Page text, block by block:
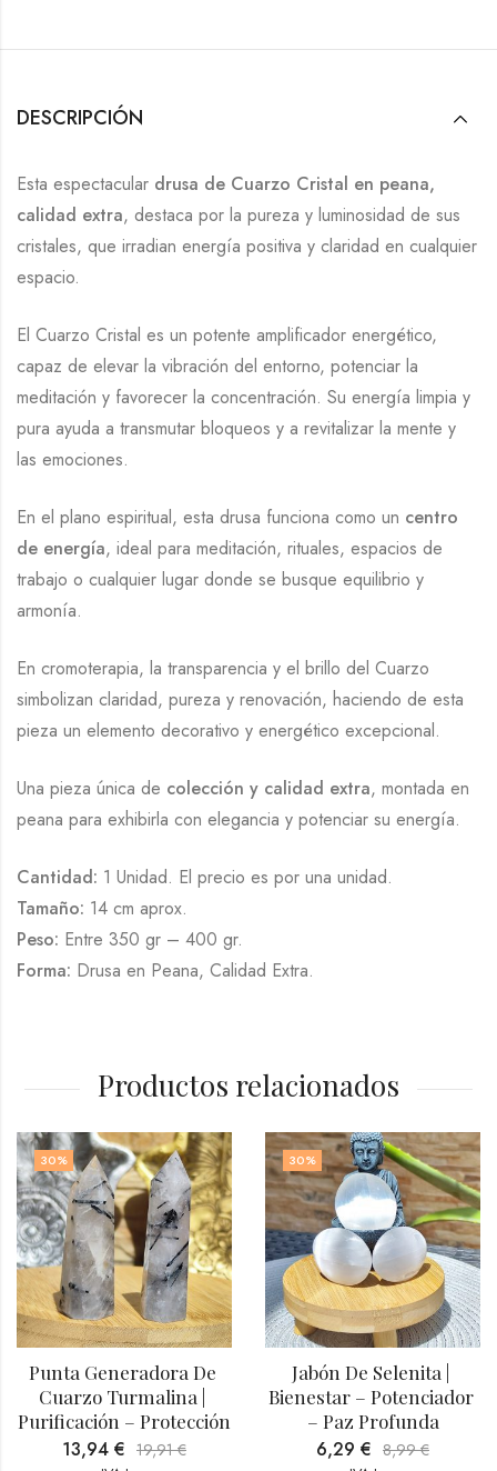
DESCRIPCIÓN
Esta espectacular drusa de Cuarzo Cristal en peana,
calidad extra, destaca por la pureza y luminosidad de sus
cristales, que irradian energía positiva y claridad en cualquier
espacio.
El Cuarzo Cristal es un potente amplificador energético,
capaz de elevar la vibración del entorno, potenciar la
meditación y favorecer la concentración. Su energía limpia y
pura ayuda a transmutar bloqueos y a revitalizar la mente y
las emociones.
En el plano espiritual, esta drusa funciona como un centro
de energía, ideal para meditación, rituales, espacios de
trabajo o cualquier lugar donde se busque equilibrio y
armonía.
En cromoterapia, la transparencia y el brillo del Cuarzo
simbolizan claridad, pureza y renovación, haciendo de esta
pieza un elemento decorativo y energético excepcional.
Una pieza única de colección y calidad extra, montada en
peana para exhibirla con elegancia y potenciar su energía.
Cantidad: 1 Unidad. El precio es por una unidad.
Tamaño: 14 cm aprox.
Peso: Entre 350 gr – 400 gr.
Forma: Drusa en Peana, Calidad Extra.
Productos relacionados
30%
Punta Generadora De
Cuarzo Turmalina |
– Protección
13,94€ 19,91€
30%
Jabón De Selenita |
Bienestar – Potenciador
– Paz Profunda
6,29€ 8,99€